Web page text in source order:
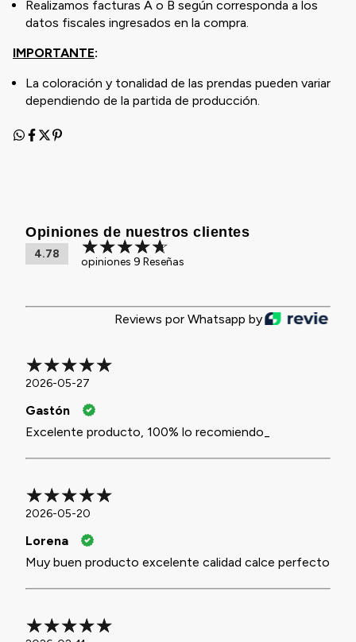
Realizamos facturas A o B según corresponda a los
datos fiscales ingresados en la compra.
IMPORTANTE:
La coloración y tonalidad de las prendas pueden variar
dependiendo de la partida de producción.
Opiniones de nuestros clientes
4.78
opiniones 9 Reseñas
Reviews por Whatsapp by
2026-05-27
Gastón
Excelente producto, 100% lo recomiendo_
2026-05-20
Lorena
Muy buen producto excelente calidad calce perfecto